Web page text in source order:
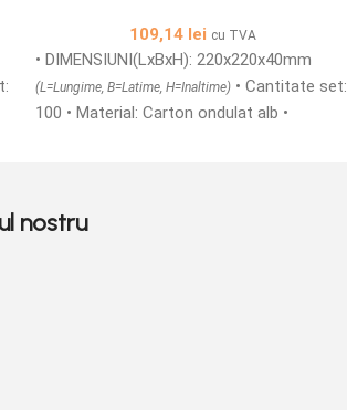
109,14 lei cu TVA
• DIMENSIUNI(LxBxH): 220x220x40mm
(L=Lungime, B=Latime, H=Inaltime)• Cantitate set:
100 • Material: Carton ondulat alb •
ideale pentru transportul in siguranta a
nostru